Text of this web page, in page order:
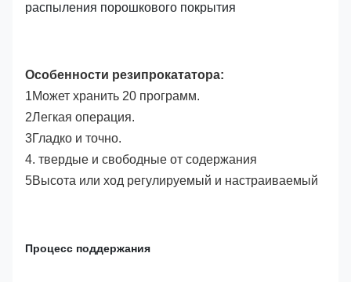
распыления порошкового покрытия
Особенности резипрокататора:
1Может хранить 20 программ.
2Легкая операция.
3Гладко и точно.
4. твердые и свободные от содержания
5Высота или ход регулируемый и настраиваемый
Процесс поддержания